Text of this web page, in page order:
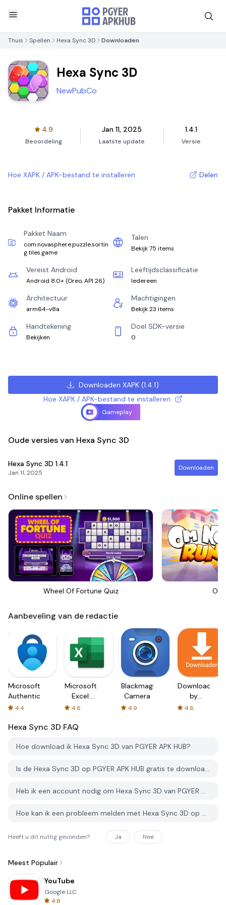
Thuis Spellen Hexa Sync 3D Downloaden
Hexa Sync 3D
NewPubCo
4.9
Beoordeling
Jan 11, 2025
Laatste update
1.4.1
Versie
Hoe XAPK / APK-bestand te installeren Delen
Pakket Informatie
Pakket Naam
com.novasphere.puzzle.sortin
g.tiles.game
Talen
Bekijk 75 items
Vereist Android
Android 8.0+ (Oreo, API 26)
Leeftijdsclassificatie
Iedereen
Architectuur
arm64-v8a
Machtigingen
Bekijk 23 items
Handtekening
Bekijken
Doel SDK-versie
0
Downloaden XAPK (1.4.1)
Hoe XAPK / APK-bestand te installeren
Gameplay
Oude versies van Hexa Sync 3D
Hexa Sync 3D 1.4.1
Jan 11, 2025
Downloaden
Online spellen
Wheel Of Fortune Quiz Om
Aanbeveling van de redactie
Microsoft
Authenticator
4.4
Microsoft
Excel:
Spreadsheets
4.6
Blackmagic
Camera
4.9
Downloader
by
AFTVnews
4.6
Hexa Sync 3D FAQ
Hoe download ik Hexa Sync 3D van PGYER APK HUB?
Is de Hexa Sync 3D op PGYER APK HUB gratis te downloaden?
Heb ik een account nodig om Hexa Sync 3D van PGYER APK HUB te downloaden?
Hoe kan ik een probleem melden met Hexa Sync 3D op PGYER APK HUB?
Heeft u dit nuttig gevonden? Ja Nee
Meest Populair
YouTube
Google LLC
4.8